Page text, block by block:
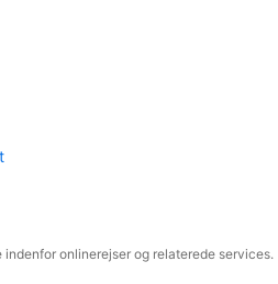
onlinerejser og relaterede services.